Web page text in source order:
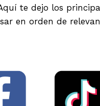
te dejo los
en orden de